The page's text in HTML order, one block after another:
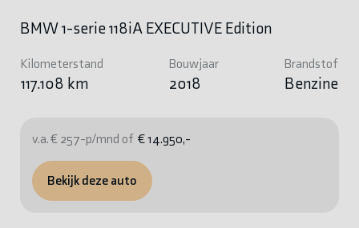
BMW 1-serie 118iA EXECUTIVE Edition
Kilometerstand
117.108 km
Bouwjaar
2018
Brandstof
Benzine
v.a. € 257-p/mnd of € 14.950,-
Bekijk deze auto